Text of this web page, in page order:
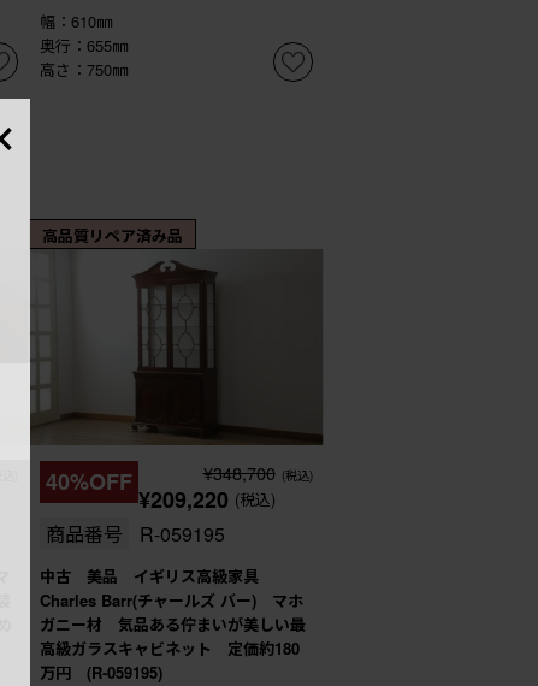
幅：610㎜
奥行：655㎜
高さ：750㎜
)
高品質リペア済み品
40%OFF ¥348,700 (税込)
¥209,220 (税込)
商品番号 R-059195
中古 美品 イギリス高級家具
Charles Barr(チャールズ バー) マホ
ガニー材 気品ある佇まいが美しい最
高級ガラスキャビネット 定価約180
万円 (R-059195)